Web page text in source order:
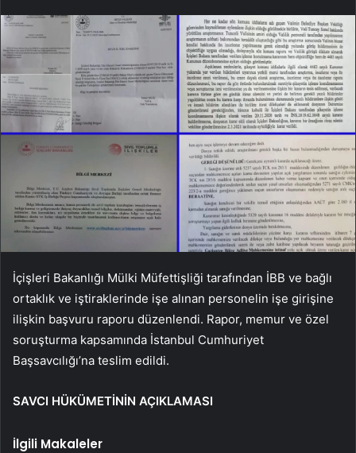
İçişleri Bakanlığı Mülki Müfettişliği tarafından İBB ve bağlı
ortaklık ve iştiraklerinde işe alınan personelin işe girişine
ilişkin başvuru raporu düzenlendi. Rapor, memur ve özel
soruşturma kapsamında İstanbul Cumhuriyet
Başsavcılığı’na teslim edildi.
SAVCI HÜKÜMETİNİN AÇIKLAMASI
İlgili Makaleler